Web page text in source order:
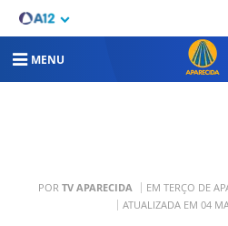
MENU
POR TV APARECIDA EM TERÇO DE
ATUALIZADA EM 04